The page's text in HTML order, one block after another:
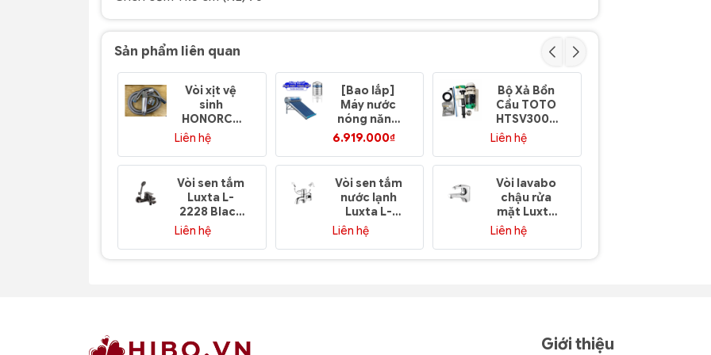
Sản phẩm liên quan
Vòi xịt vệ
sinh
HONORCY
ba khoang
Liên hệ
[Bao lắp]
Máy nước
nóng năng
lượng mặt
HONORCY
150 lít I304
6.919.000₫
Bộ Xả Bồn
Cầu TOTO
HTSV300S
(CS300,
CS325,
CS320,
CS818,
CS945,
CS350,
CS660)
Liên hệ
Vòi sen tắm
Luxta L-
2228 Black
nóng lạnh
Liên hệ
Vòi sen tắm
nước lạnh
Luxta L-
2111Z
Liên hệ
Vòi lavabo
chậu rửa
mặt Luxta
L-1101B9
nước lạnh
Liên hệ
Giới thiệu